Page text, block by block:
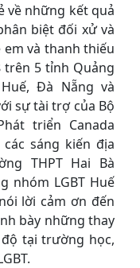
về những kết quả
biệt đối xử và
và thanh thiếu
trên 5 tỉnh Quảng
Đà Nẵng và
sự tài trợ của Bộ
triển Canada
sáng kiến địa
THPT Hai Bà
nhóm LGBT Huế
lời cảm ơn đến
bày những thay
tại trường học,